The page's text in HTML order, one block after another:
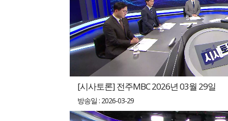
[시사토론] 전주MBC 2026년 03월 29일
방송일 : 2026-03-29